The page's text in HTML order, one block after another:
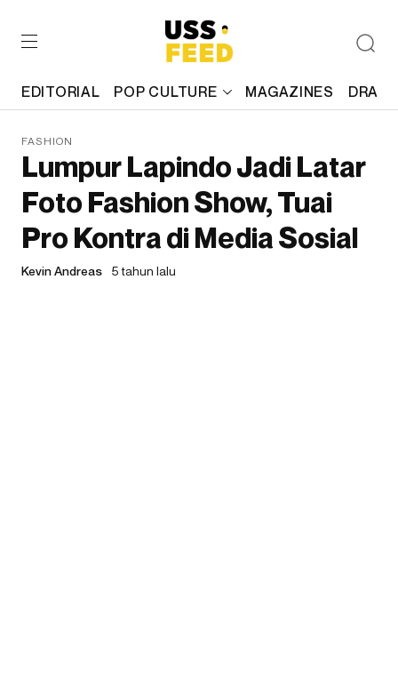
EDITORIAL POP CULTURE MAGAZINES
FASHION
Lumpur Lapindo Jadi Latar
Foto Fashion Show, Tuai
Pro Kontra di Media Sosial
Kevin Andreas 5 tahun lalu